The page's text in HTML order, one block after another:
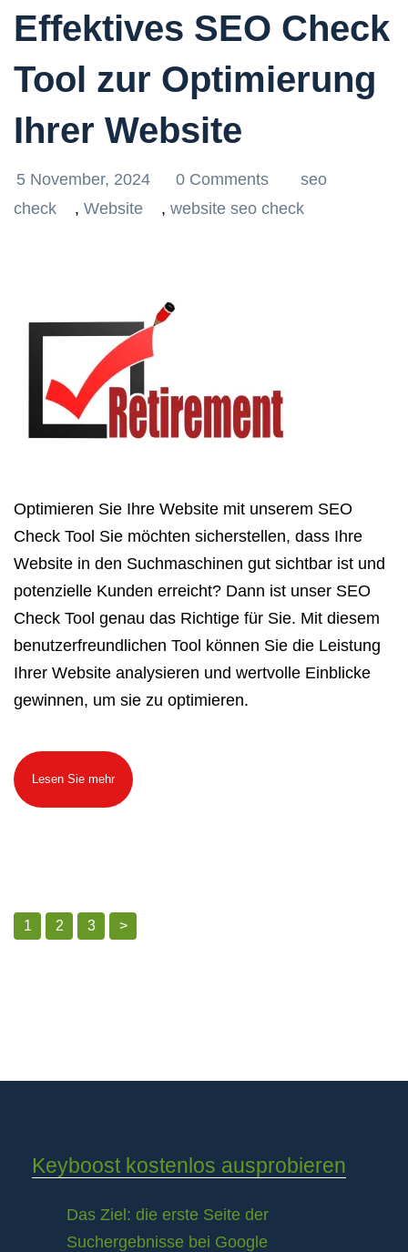
Effektives SEO Check
Tool zur Optimierung
Ihrer Website
5 November, 2024 0 Comments
seo
check
, Website , website seo check
Optimieren Sie Ihre Website mit unserem SEO
Check Tool Sie möchten sicherstellen, dass Ihre
Website in den Suchmaschinen gut sichtbar ist und
potenzielle Kunden erreicht? Dann ist unser SEO
Check Tool genau das Richtige für Sie. Mit diesem
benutzerfreundlichen Tool können Sie die Leistung
Ihrer Website analysieren und wertvolle Einblicke
gewinnen, um sie zu optimieren.
Lesen Sie mehr
1 2 3 >
Keyboost kostenlos ausprobieren
Das Ziel: die erste Seite der
Suchergebnisse bei Google